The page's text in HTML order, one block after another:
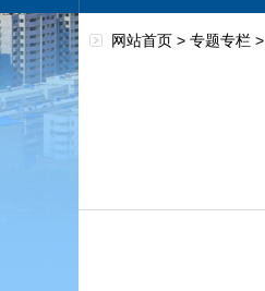
网站首页 > 专题专栏 >